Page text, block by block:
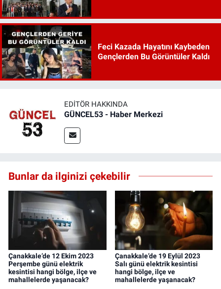
Feci Kazada Hayatını Kaybeden
Gençlerden Bu Görüntüler Kaldı
EDITÖR HAKKINDA
GÜNCEL53 - Haber Merkezi
Bunlar da ilginizi çekebilir
Çanakkale’de 12 Ekim 2023
Perşembe günü elektrik
kesintisi hangi bölge, ilçe ve
mahallelerde yaşanacak?
Çanakkale’de 19 Eylül 2023
Salı günü elektrik kesintisi
hangi bölge, ilçe ve
mahallelerde yaşanacak?